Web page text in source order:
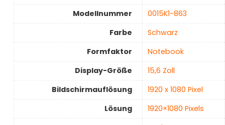
Modellnummer
‎0015K1-863
Farbe
‎Schwarz
Formfaktor
‎Notebook
Display-Größe
‎15,6 Zoll
Bildschirmauflösung
‎1920 x 1080 Pixel
Lösung
‎1920×1080 Pixels